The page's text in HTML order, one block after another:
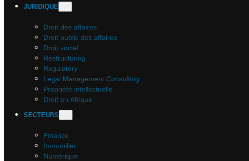
JURIDIQUE
Droit des affaires
Droit public des affaires
Droit social
Restructuring
Regulatory
Legal Management Consulting
Propriété intellectuelle
Droit en Afrique
SECTEURS
Finance
Immobilier
Numérique